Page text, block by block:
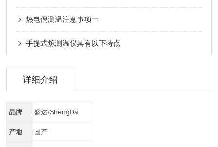
热电偶测温注意事项一
手提式炼测温仪具有以下特点
详细介绍
品牌 盛达/ShengDa
产地 国产